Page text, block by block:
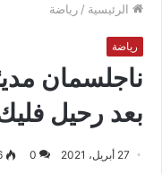
الرئيسية / رياضة
رياضة
ناجلسمان
بعد رحيل
27 أبريل، 2021 0